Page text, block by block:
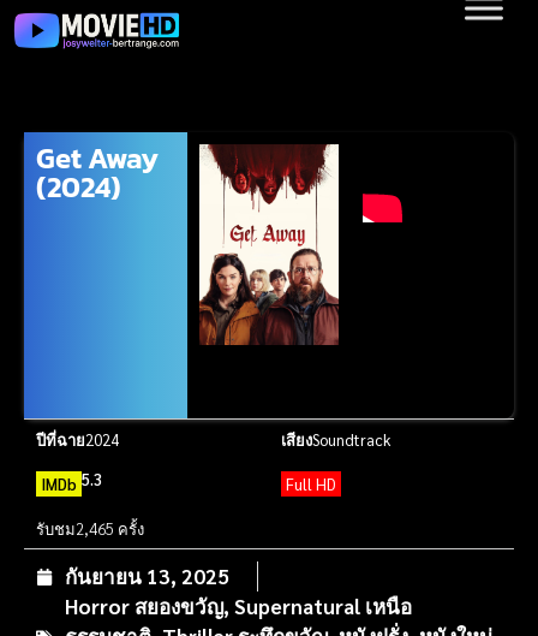
Get Away
(2024)
ปีที่ฉาย2024 เสียงSoundtrack
IMDb 5.3 Full HD
รับชม2,465 ครั้ง
กันยายน 13, 2025
Horror สยองขวัญ, Supernatural เหนือ